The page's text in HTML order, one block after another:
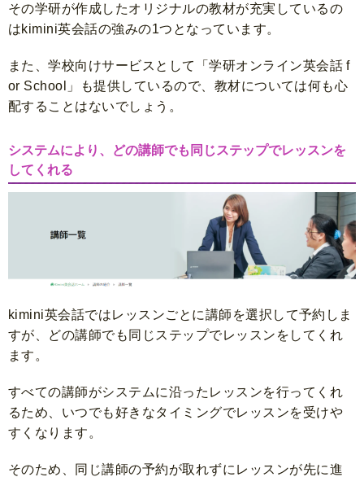
その学研が作成したオリジナルの教材が充実しているの
はkimini英会話の強みの1つとなっています。
また、学校向けサービスとして「学研オンライン英会話 f
or School」も提供しているので、教材については何も心
配することはないでしょう。
システムにより、どの講師でも同じステップでレッスンを
してくれる
kimini英会話ではレッスンごとに講師を選択して予約しま
すが、どの講師でも同じステップでレッスンをしてくれ
ます。
すべての講師がシステムに沿ったレッスンを行ってくれ
るため、いつでも好きなタイミングでレッスンを受けや
すくなります。
そのため、同じ講師の予約が取れずにレッスンが先に進